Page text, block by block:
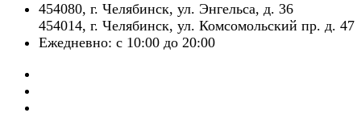
​454080, г. Челябинск, ул. Энгельса, д. 36
454014, г. Челябинск, ул. Комсомольский пр. д. 47
Ежедневно: с 10:00 до 20:00